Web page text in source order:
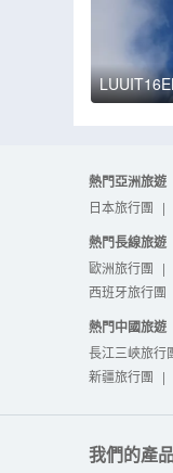
熱門亞洲旅遊
日本旅行團 |
熱門長線旅遊
歐洲旅行團 |
西班牙旅行團
熱門中國旅遊
長江三峽旅行
新疆旅行團 |
我們的產